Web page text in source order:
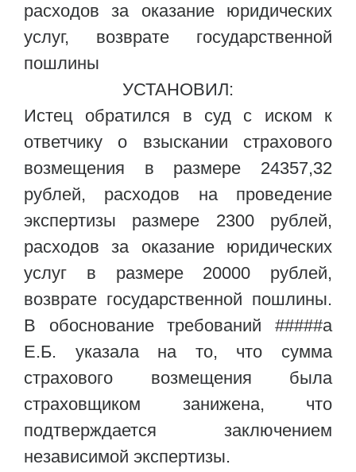
расходов за оказание юридических
услуг, возврате государственной
пошлины
УСТАНОВИЛ:
Истец обратился в суд с иском к
ответчику о взыскании страхового
возмещения в размере 24357,32
рублей, расходов на проведение
экспертизы размере 2300 рублей,
расходов за оказание юридических
услуг в размере 20000 рублей,
возврате государственной пошлины.
В обоснование требований #####а
Е.Б. указала на то, что сумма
страхового возмещения была
страховщиком занижена, что
подтверждается заключением
независимой экспертизы.